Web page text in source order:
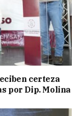
certeza
por Dip. Molina